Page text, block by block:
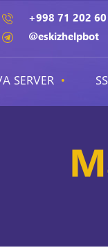
+998 71 202
@eskizhelpbot
SERVER